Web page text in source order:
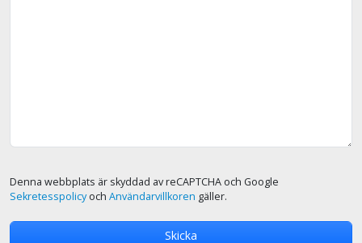
Denna webbplats är skyddad av reCAPTCHA och Google
Sekretesspolicyoch Användarvillkoren gäller.